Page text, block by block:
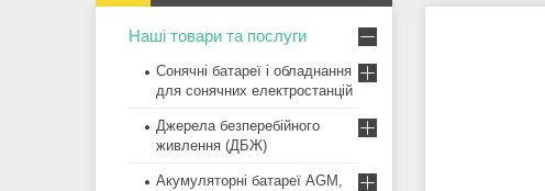
Наші товари та послуги
Сонячні батареї і обладнання
для сонячних електростанцій
Джерела безперебійного
живлення (ДБЖ)
Акумуляторні батареї AGM,